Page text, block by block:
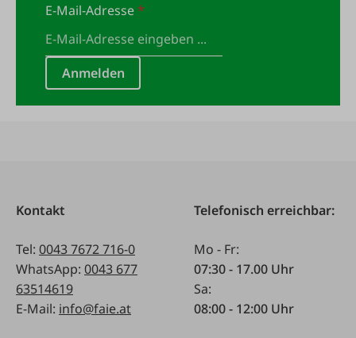
E-Mail-Adresse*
Anmelden
Kontakt
Tel: 0043 7672 716-0
WhatsApp: 0043 677
63514619
E-Mail: info@faie.at
Telefonisch erreichbar:
Mo - Fr:
07:30 - 17.00 Uhr
Sa:
08:00 - 12:00 Uhr